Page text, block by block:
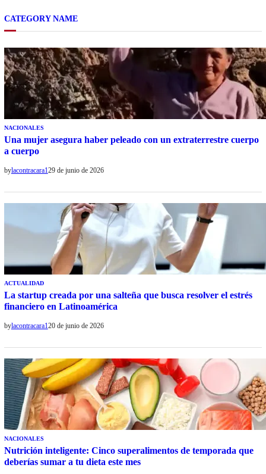
CATEGORY NAME
NACIONALES
Una mujer asegura haber peleado con un extraterrestre cuerpo
a cuerpo
bylacontracara129 de junio de 2026
ACTUALIDAD
La startup creada por una salteña que busca resolver el estrés
financiero en Latinoamérica
bylacontracara120 de junio de 2026
NACIONALES
Nutrición inteligente: Cinco superalimentos de temporada que
deberías sumar a tu dieta este mes